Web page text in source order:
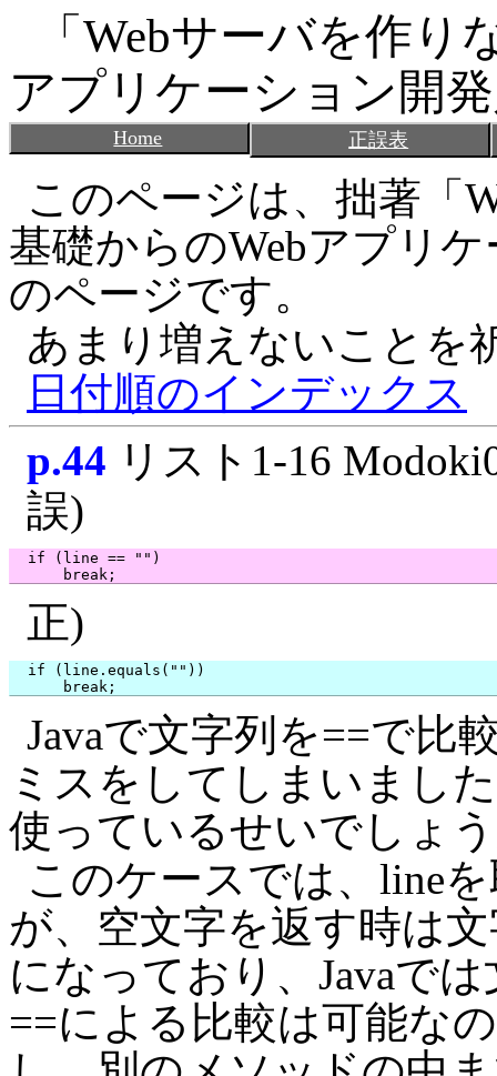
「Webサーバを作
アプリケーション開
Home 正誤表
このページは、拙著「
基礎からのWebアプリ
のページです。
あまり増えないことを
日付順のインデックス
p.44 リスト1-16
誤)
  if (line == "")
正)
  if (line.equals(""))
Javaで文字列を==で比
ミスをしてしまいまし
使っているせいでしょ
このケースでは、line
が、空文字を返す時は
になっており、Javaで
==による比較は可能な